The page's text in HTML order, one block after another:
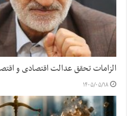
الزامات تحقق عدالت اقتصادی و
۱۴۰۵/۰۵/۱۸